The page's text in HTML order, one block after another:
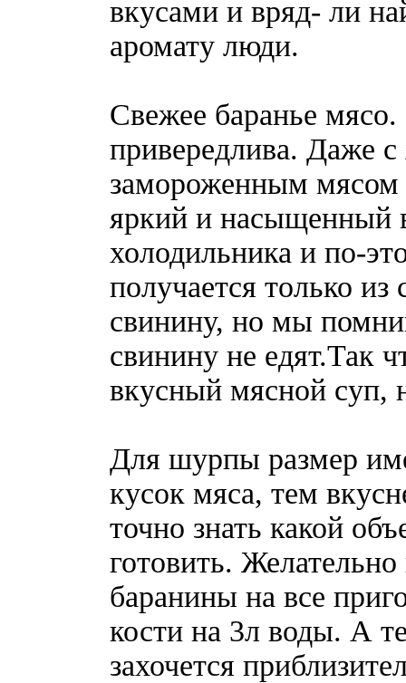
вкусами и вряд- ли
аромату люди.
Свежее баранье
привередлива. Даже
замороженным мясом
яркий и насыщенный
холодильника и по-
получается только
свинину, но мы
свинину не едят.Так
вкусный мясной суп,
Для шурпы размер
кусок мяса, тем
точно знать какой
готовить.
баранины на все
кости на 3л воды. А
захочется